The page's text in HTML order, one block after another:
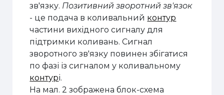
зв'язку. Позитивний зворотний зв'язок
- це подача в коливальний контур
частини вихідного сигналу для
підтримки коливань. Сигнал
зворотного зв'язку повинен збігатися
по фазі із сигналом у коливальному
контурі.
На мал. 2 зображена блок-схема